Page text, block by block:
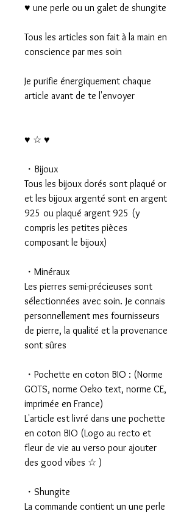
♥ une perle ou un galet de shungite
Tous les articles son fait à la main en
conscience par mes soin
Je purifie énergiquement chaque
article avant de te l'envoyer
♥ ☆ ♥
・Bijoux
Tous les bijoux dorés sont plaqué or
et les bijoux argenté sont en argent
925 ou plaqué argent 925 (y
compris les petites pièces
composant le bijoux)
・Minéraux
Les pierres semi-précieuses sont
sélectionnées avec soin. Je connais
personnellement mes fournisseurs
de pierre, la qualité et la provenance
sont sûres
・Pochette en coton BIO : (Norme
GOTS, norme Oeko text, norme CE,
imprimée en France)
L'article est livré dans une pochette
en coton BIO (Logo au recto et
fleur de vie au verso pour ajouter
des good vibes ☆ )
・Shungite
La commande contient un une perle